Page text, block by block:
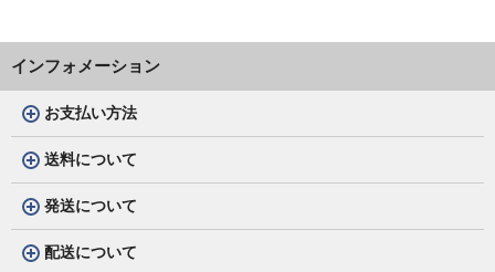
インフォメーション
お支払い方法
送料について
発送について
配送について